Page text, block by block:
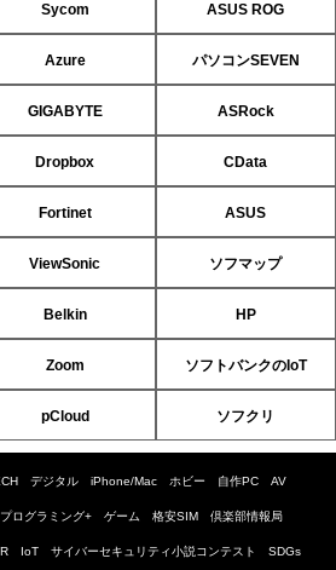
Sycom ASUS ROG
Azure パソコンSEVEN
GIGABYTE ASRock
Dropbox CData
Fortinet ASUS
ViewSonic ソフマップ
Belkin HP
Zoom ソフトバンクのIoT
pCloud ソフクリ
デジタル iPhone/Mac ホビー 自作PC AV
プログラミング+ ゲーム 格安SIM 倶楽部情報局
IoT サイバーセキュリティ小説コンテスト SDGs